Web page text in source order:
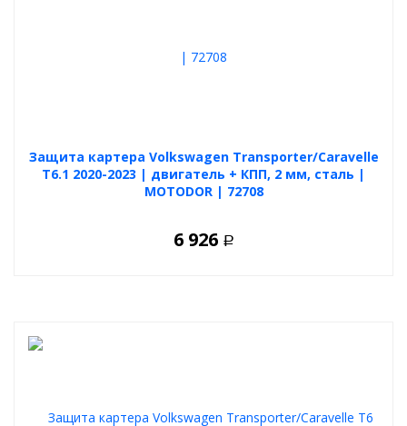
Защита картера Volkswagen Transporter/Caravelle
T6.1 2020-2023 | двигатель + КПП, 2 мм, сталь |
MOTODOR | 72708
6 926 Р